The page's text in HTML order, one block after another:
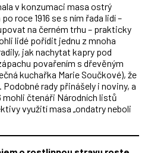
v konzumaci masa ostrý
roce 1916 se s ním řada lidí –
na černém trhu – prakticky
lidé pořídit jednu z mnoha
jak nachytat kapry pod
povařením s dřevěným
kuchařka Marie Součkové), že
Podobné rady přinášely i noviny, a
mohli čtenáři Národních listů
využití masa „ondatry neboli